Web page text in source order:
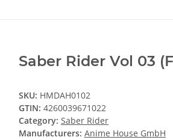
Saber Rider Vol 03
SKU: HMDAH0102
GTIN: 4260039671022
Category: Saber Rider
Manufacturers: Anime House GmbH